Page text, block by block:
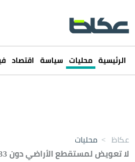
الرئيسية محليات سياسة اقتصاد
عكاظ > محليات
لا تعويض لمستقطع الأراضي دون 33 %